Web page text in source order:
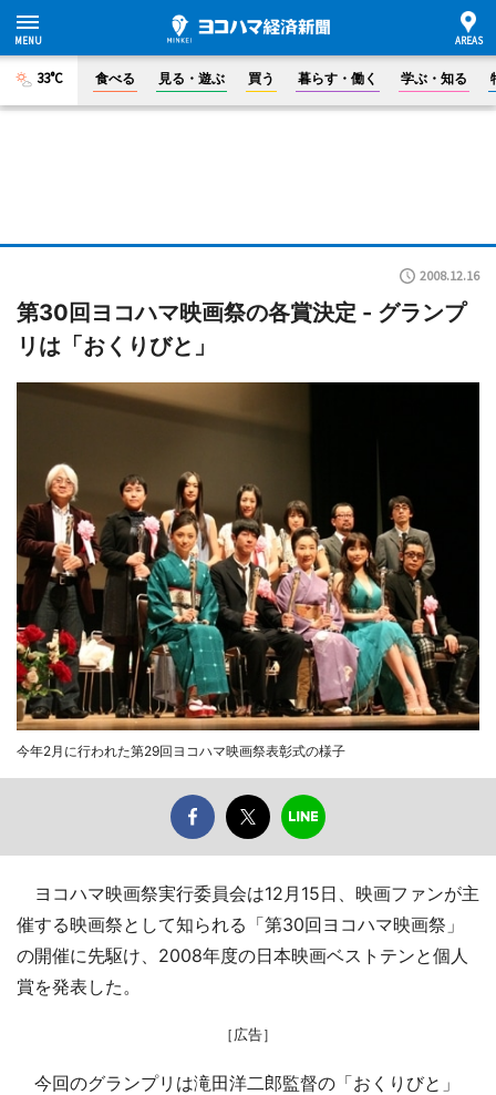
33°C 食べる 見る・遊ぶ 買う 暮らす・働く 学ぶ・知る
2008.12.16
第30回ヨコハマ映画祭の各賞決定 - グランプ
リは「おくりびと」
今年2月に行われた第29回ヨコハマ映画祭表彰式の様子
ヨコハマ映画祭実行委員会は12月15日、映画ファンが主
催する映画祭として知られる「第30回ヨコハマ映画祭」
の開催に先駆け、2008年度の日本映画ベストテンと個人
賞を発表した。
［広告］
今回のグランプリは滝田洋二郎監督の「おくりびと」